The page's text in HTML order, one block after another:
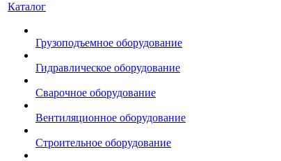
Каталог
Грузоподъемное оборудование
Гидравлическое оборудование
Сварочное оборудование
Вентиляционное оборудование
Строительное оборудование